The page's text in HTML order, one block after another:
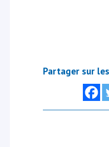
Partager sur